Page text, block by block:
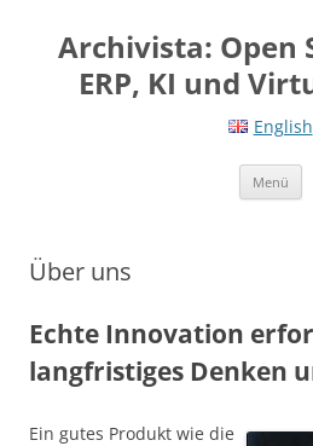
InhaltArchivista: Open
ERP, KI und
English
Menü
Über uns
Echte Innovation
langfristiges Denken
Ein gutes Produkt wie die